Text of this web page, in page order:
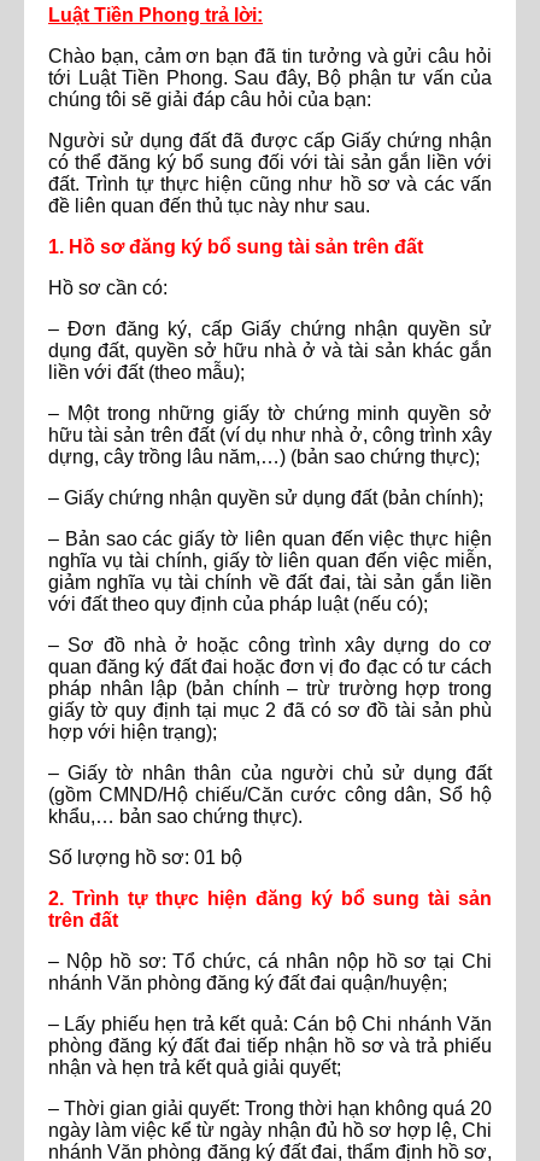
Luật Tiền Phong trả lời:
Chào bạn, cảm ơn bạn đã tin tưởng và gửi câu hỏi
tới Luật Tiền Phong. Sau đây, Bộ phận tư vấn của
chúng tôi sẽ giải đáp câu hỏi của bạn:
Người sử dụng đất đã được cấp Giấy chứng nhận
có thể đăng ký bổ sung đối với tài sản gắn liền với
đất. Trình tự thực hiện cũng như hồ sơ và các vấn
đề liên quan đến thủ tục này như sau.
1. Hồ sơ đăng ký bổ sung tài sản trên đất
Hồ sơ cần có:
– Đơn đăng ký, cấp Giấy chứng nhận quyền sử
dụng đất, quyền sở hữu nhà ở và tài sản khác gắn
liền với đất (theo mẫu);
– Một trong những giấy tờ chứng minh quyền sở
hữu tài sản trên đất (ví dụ như nhà ở, công trình xây
dựng, cây trồng lâu năm,…) (bản sao chứng thực);
– Giấy chứng nhận quyền sử dụng đất (bản chính);
– Bản sao các giấy tờ liên quan đến việc thực hiện
nghĩa vụ tài chính, giấy tờ liên quan đến việc miễn,
giảm nghĩa vụ tài chính về đất đai, tài sản gắn liền
với đất theo quy định của pháp luật (nếu có);
– Sơ đồ nhà ở hoặc công trình xây dựng do cơ
quan đăng ký đất đai hoặc đơn vị đo đạc có tư cách
pháp nhân lập (bản chính – trừ trường hợp trong
giấy tờ quy định tại mục 2 đã có sơ đồ tài sản phù
hợp với hiện trạng);
– Giấy tờ nhân thân của người chủ sử dụng đất
(gồm CMND/Hộ chiếu/Căn cước công dân, Sổ hộ
khẩu,… bản sao chứng thực).
Số lượng hồ sơ: 01 bộ
2. Trình tự thực hiện đăng ký bổ sung tài sản
trên đất
– Nộp hồ sơ: Tổ chức, cá nhân nộp hồ sơ tại Chi
nhánh Văn phòng đăng ký đất đai quận/huyện;
– Lấy phiếu hẹn trả kết quả: Cán bộ Chi nhánh Văn
phòng đăng ký đất đai tiếp nhận hồ sơ và trả phiếu
nhận và hẹn trả kết quả giải quyết;
– Thời gian giải quyết: Trong thời hạn không quá 20
ngày làm việc kể từ ngày nhận đủ hồ sơ hợp lệ, Chi
nhánh Văn phòng đăng ký đất đai, thẩm định hồ sơ,